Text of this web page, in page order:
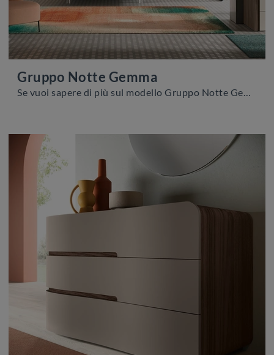
Gruppo Notte Gemma
Se vuoi sapere di più sul modello Gruppo Notte Gemma, clicca e scopri i Comodini e comò Adriatica ideali per la tua zona del riposo.